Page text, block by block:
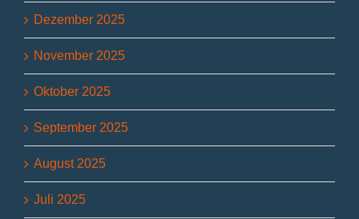
Dezember 2025
November 2025
Oktober 2025
September 2025
August 2025
Juli 2025